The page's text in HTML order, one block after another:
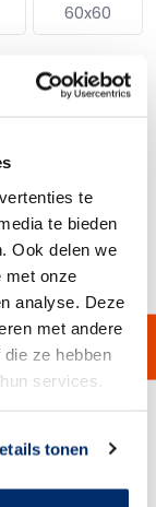
te
te bieden
Ook delen we
met onze
analyse. Deze
met andere
ze hebben
services.
tonen
60x60
het effectief